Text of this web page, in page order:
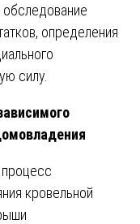
определения
силу.
кровельной